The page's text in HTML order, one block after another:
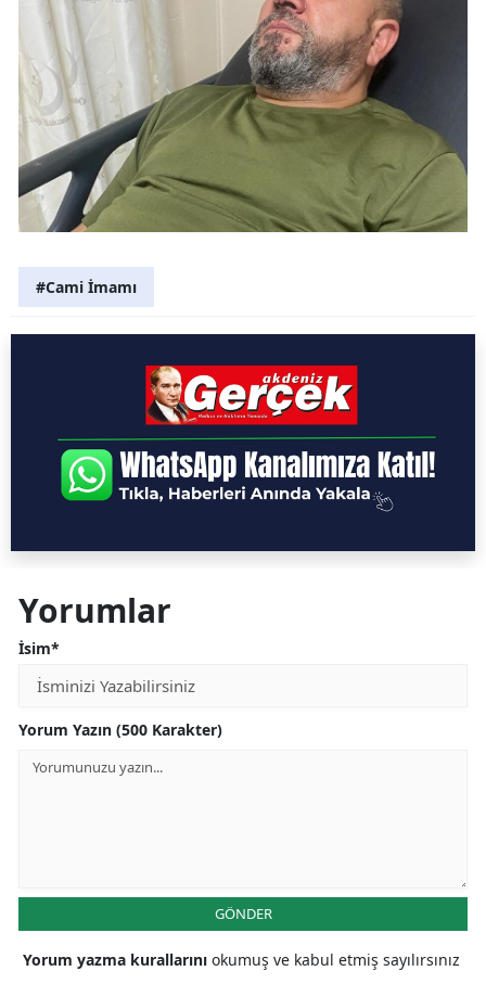
#Cami İmamı
Yorumlar
İsim*
Yorum Yazın (500 Karakter)
GÖNDER
Yorum yazma kurallarını okumuş ve kabul etmiş sayılırsınız